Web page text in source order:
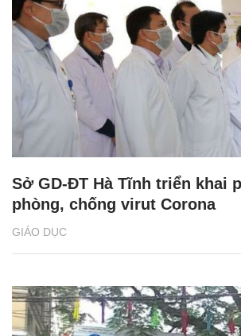
GIÁO DỤC
Sở GD-ĐT Hà Tĩnh triển khai
phòng, chống virut Corona